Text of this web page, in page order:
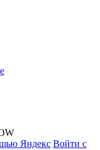
Яндекс Войти с